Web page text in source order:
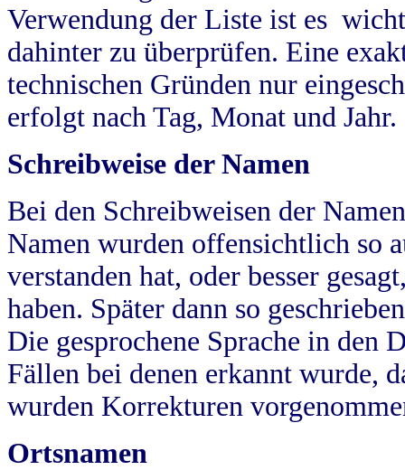
Verwendung der Liste ist es
dahinter zu überprüfen. Eine
technischen Gründen nur
erfolgt nach Tag, Monat und Jahr.
Schreibweise der Namen
Bei den Schreibweisen der
Namen wurden offensichtlich so
verstanden hat, oder besser
haben. Später dann so
Die gesprochene Sprache in
Fällen bei denen erkannt wurde,
wurden Korrekturen
Ortsnamen